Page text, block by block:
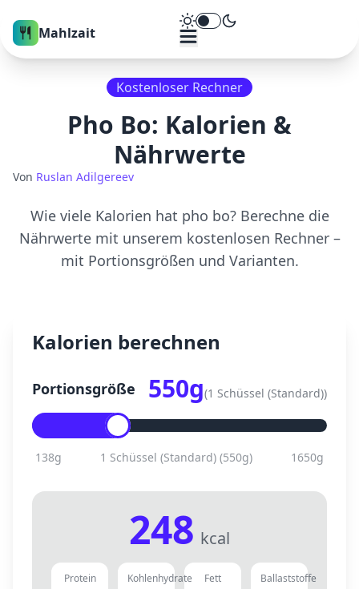
Mahlzait Theme umschalten
Kostenloser Rechner
Pho Bo: Kalorien &
Nährwerte
Von Ruslan Adilgereev
Wie viele Kalorien hat pho bo? Berechne die
Nährwerte mit unserem kostenlosen Rechner –
mit Portionsgrößen und Varianten.
Kalorien berechnen
Portionsgröße 550g(1 Schüssel (Standard))
138g 1 Schüssel (Standard) (550g) 1650g
248 kcal
Protein Kohlenhydrate Fett Ballaststoffe